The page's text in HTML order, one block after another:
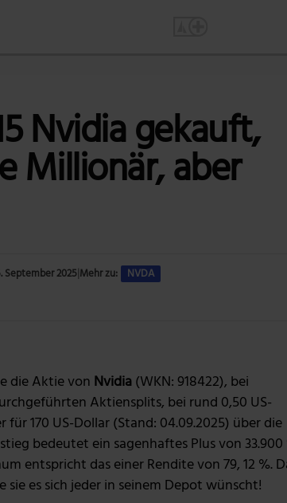
Nvidia gekauft,
Millionär, aber
September 2025Mehr zu: NVDA
die Aktie von Nvidia(WKN: 918422), bei
Aktiensplits, bei rund 0,50 US-
170 US-Dollar (Stand: 04.09.2025) über die
bedeutet ein sagenhaftes Plus von 33.900
entspricht das einer Rendite von 79, 12 %.
es sich jeder in seinem Depot wünscht!